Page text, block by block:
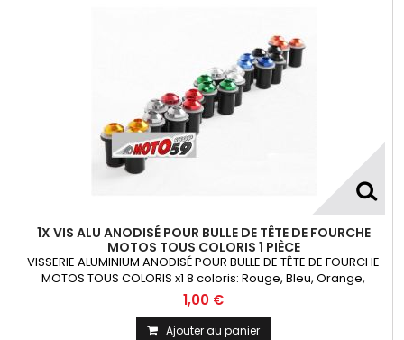
1X VIS ALU ANODISÉ POUR BULLE DE TÊTE DE FOURCHE
MOTOS TOUS COLORIS 1 PIÈCE
VISSERIE ALUMINIUM ANODISÉ POUR BULLE DE TÊTE DE FOURCHE
MOTOS TOUS COLORIS x1 8 coloris: Rouge, Bleu, Orange,
Argent, Titanium, Or, Noir et VertKit= Vis M5x16 alu + écrou
caoutchouc fileté + rondelle La Pièce !!!
1,00 €
Ajouter au panier